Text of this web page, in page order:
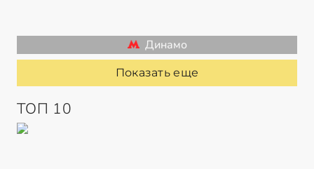
Динамо
Показать еще
ТОП 10